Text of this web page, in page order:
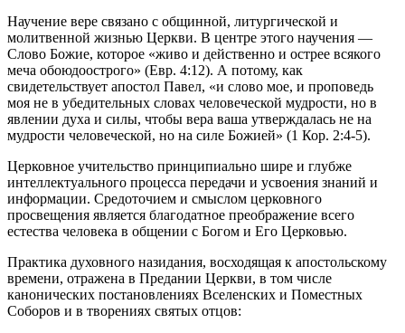
Научение вере связано с общинной, литургической и
молитвенной жизнью Церкви. В центре этого научения —
Слово Божие, которое «живо и действенно и острее всякого
меча обоюдоострого» (Евр. 4:12). А потому, как
свидетельствует апостол Павел, «и слово мое, и проповедь
моя не в убедительных словах человеческой мудрости, но в
явлении духа и силы, чтобы вера ваша утверждалась не на
мудрости человеческой, но на силе Божией» (1 Кор. 2:4-5).
Церковное учительство принципиально шире и глубже
интеллектуального процесса передачи и усвоения знаний и
информации. Средоточием и смыслом церковного
просвещения является благодатное преображение всего
естества человека в общении с Богом и Его Церковью.
Практика духовного назидания, восходящая к апостольскому
времени, отражена в Предании Церкви, в том числе
канонических постановлениях Вселенских и Поместных
Соборов и в творениях святых отцов: